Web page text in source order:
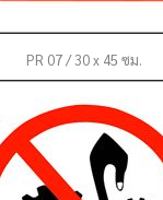
PR 07 / 30 x 45 ซม.